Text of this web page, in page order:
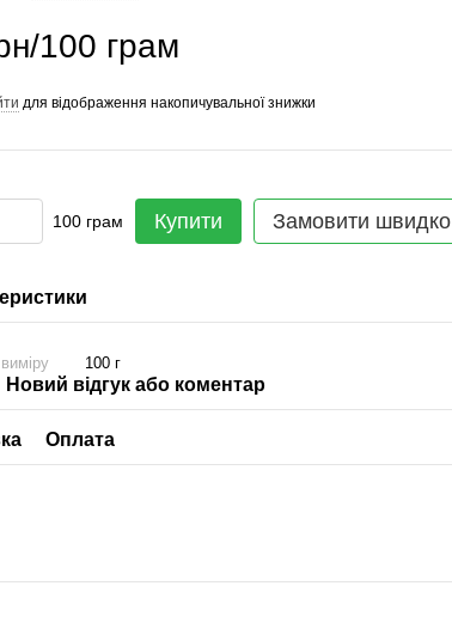
100 грам
для відображення накопичувальної знижки
100 грам Купити Замовити швидко
100 г
Новий відгук або коментар
Оплата